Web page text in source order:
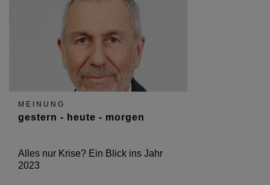
MEINUNG
gestern - heute - morgen
Alles nur Krise? Ein Blick ins Jahr
2023